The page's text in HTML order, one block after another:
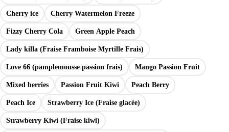
Cherry ice Cherry Watermelon Freeze
Fizzy Cherry Cola Green Apple Peach
Lady killa (Fraise Framboise Myrtille Frais)
Love 66 (pamplemousse passion frais) Mango Passion Fruit
Mixed berries Passion Fruit Kiwi Peach Berry
Peach Ice Strawberry Ice (Fraise glacée)
Strawberry Kiwi (Fraise kiwi)